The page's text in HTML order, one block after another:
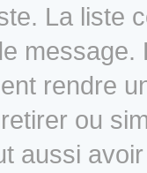
La liste
rendre
ou
aussi